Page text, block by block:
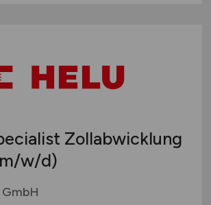
Zollabwicklung
w/d)